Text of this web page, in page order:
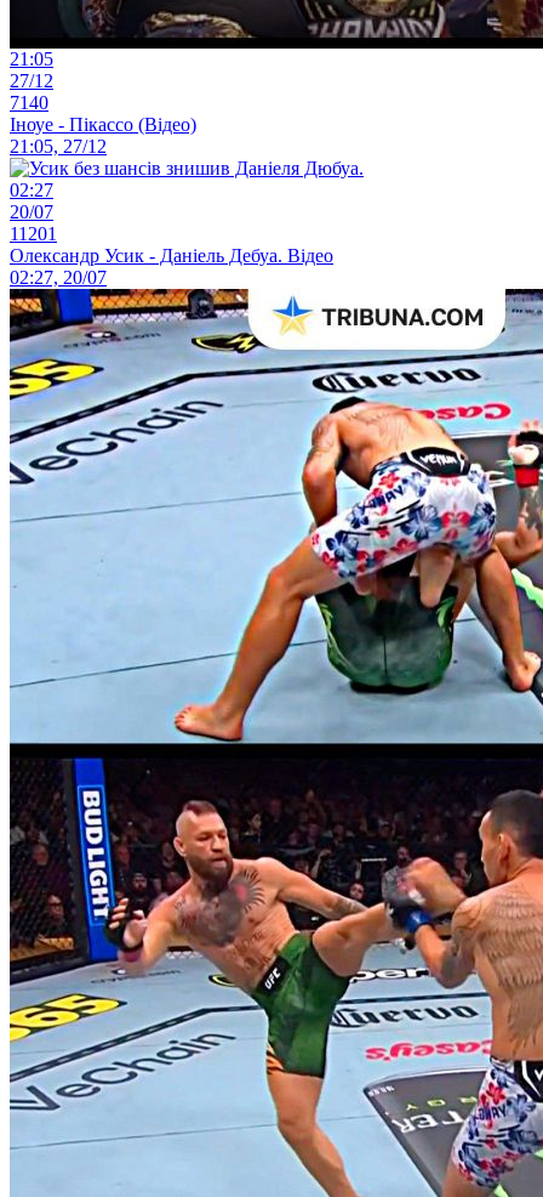
21:05
27/12
7140
Іноуе - Пікассо (Відео)
21:05, 27/12
02:27
20/07
11201
Олександр Усик - Даніель Дебуа. Відео
02:27, 20/07